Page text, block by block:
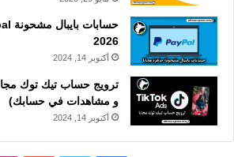
2026
أكتوبر 14, 2024
و مشاهدات في حسابك)
أكتوبر 14, 2024